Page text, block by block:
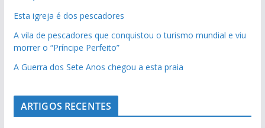
Esta igreja é dos pescadores
A vila de pescadores que conquistou o turismo mundial e viu
morrer o “Príncipe Perfeito”
A Guerra dos Sete Anos chegou a esta praia
ARTIGOS RECENTES